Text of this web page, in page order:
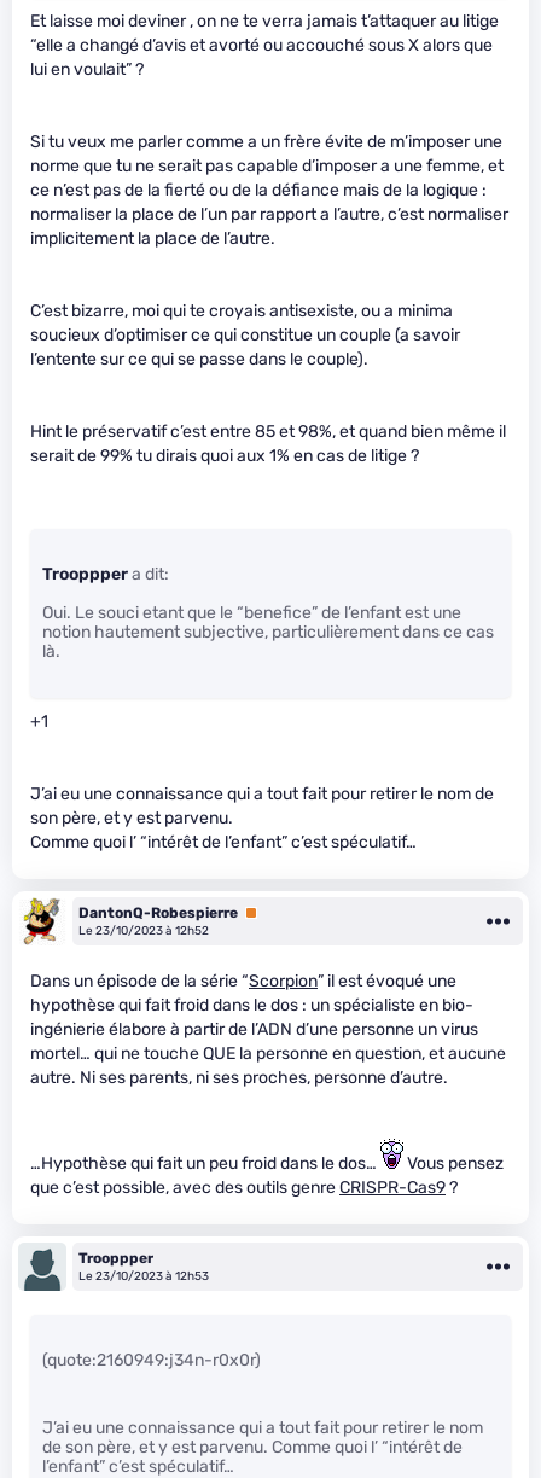
Et laisse moi deviner , on ne te verra jamais t’attaquer au litige
“elle a changé d’avis et avorté ou accouché sous X alors que
lui en voulait” ?
Si tu veux me parler comme a un frère évite de m’imposer une
norme que tu ne serait pas capable d’imposer a une femme, et
ce n’est pas de la fierté ou de la défiance mais de la logique :
normaliser la place de l’un par rapport a l’autre, c’est normaliser
implicitement la place de l’autre.
C’est bizarre, moi qui te croyais antisexiste, ou a minima
soucieux d’optimiser ce qui constitue un couple (a savoir
l’entente sur ce qui se passe dans le couple).
Hint le préservatif c’est entre 85 et 98%, et quand bien même il
serait de 99% tu dirais quoi aux 1% en cas de litige ?
Troopppera dit:
Oui. Le souci etant que le “benefice” de l’enfant est une
notion hautement subjective, particulièrement dans ce cas
là.
+1
J’ai eu une connaissance qui a tout fait pour retirer le nom de
son père, et y est parvenu.
Comme quoi l’ “intérêt de l’enfant” c’est spéculatif…
DantonQ-Robespierre Premium
Le 23/10/2023 à 12h52
Dans un épisode de la série “Scorpion” il est évoqué une
hypothèse qui fait froid dans le dos : un spécialiste en bio-
ingénierie élabore à partir de l’ADN d’une personne un virus
mortel… qui ne touche QUE la personne en question, et aucune
autre. Ni ses parents, ni ses proches, personne d’autre.
…Hypothèse qui fait un peu froid dans le dos…
Vous pensez
que c’est possible, avec des outils genreCRISPR-Cas9?
Trooppper
Le 23/10/2023 à 12h53
(quote:2160949:j34n-r0x0r)
J’ai eu une connaissance qui a tout fait pour retirer le nom
de son père, et y est parvenu. Comme quoi l’ “intérêt de
l’enfant” c’est spéculatif…